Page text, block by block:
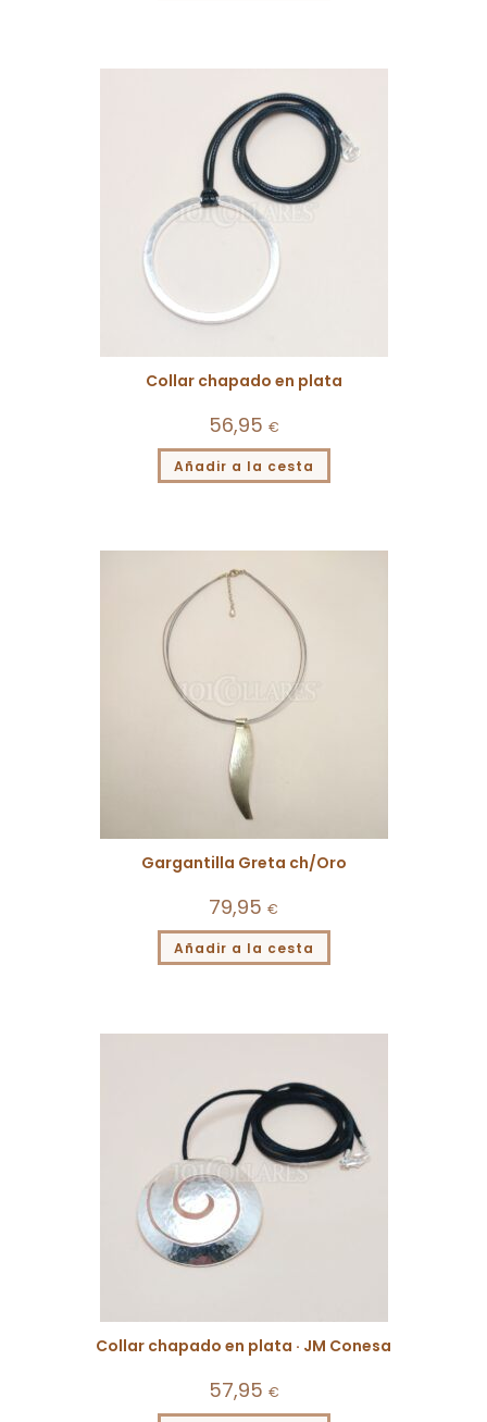
Collar chapado en plata
56,95 €
Añadir a la cesta
Gargantilla Greta ch/Oro
79,95 €
Añadir a la cesta
Collar chapado en plata · JM Conesa
57,95 €